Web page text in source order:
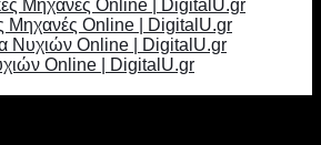
Μηχανές Online | DigitalU.gr
Μηχανές Online | DigitalU.gr
Νυχιών Online | DigitalU.gr
Online | DigitalU.gr